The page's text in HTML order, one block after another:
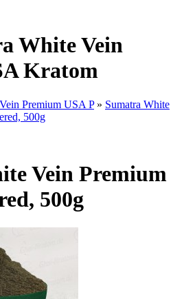
White Vein
Kratom
Premium USA P» Sumatra White
500g
Vein Premium
500g